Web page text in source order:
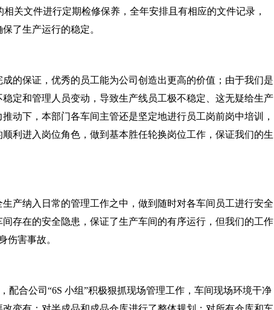
关文件进行定期检修保养，全年安排且有相应的文件记录，
了生产运行的稳定。
的保证，优秀的员工能为公司创造出更高的价值；由于我们是
定和管理人员变动，导致生产线员工极不稳定、这无疑给生产
动下，本部门各车间主管还是坚定地进行员工岗前岗中培训，
利进入岗位角色，做到基本胜任轮换岗位工作，保证我们的生
产纳入日常的管理工作之中，做到随时对各车间员工进行安全
存在的安全隐患，保证了生产车间的有序运行，但我们的工作
伤害事故。
配合公司“6S 小组”积极狠抓现场管理工作，车间现场环境干净